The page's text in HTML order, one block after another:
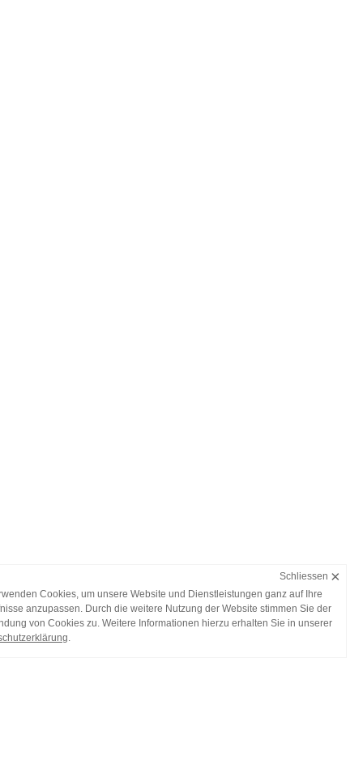
Schliessen ×
Cookies, um unsere Website und Dienstleistungen ganz auf Ihre
anzupassen. Durch die weitere Nutzung der Website stimmen Sie der
von Cookies zu. Weitere Informationen hierzu erhalten Sie in unserer
.